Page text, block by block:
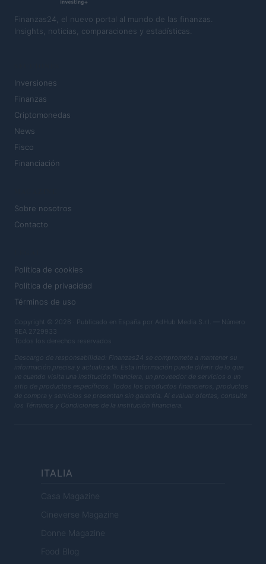
Finanzas24, el nuevo portal al mundo de las finanzas.
Insights, noticias, comparaciones y estadísticas.
Inversiones
Finanzas
Criptomonedas
News
Fisco
Financiación
Sobre nosotros
Contacto
Política de cookies
Política de privacidad
Términos de uso
Copyright © 2026 · Publicado en España por AdHub Media S.r.l. — Número
REA 2729933
Todos los derechos reservados
Descargo de responsabilidad: Finanzas24 se compromete a mantener su
información precisa y actualizada. Esta información puede diferir de lo que
ve cuando visita una institución financiera, un proveedor de servicios o un
sitio de productos específicos. Todos los productos financieros, productos
de compra y servicios se presentan sin garantía. Al evaluar ofertas, consulte
los Términos y Condiciones de la institución financiera.
ITALIA
Casa Magazine
Cineverse Magazine
Donne Magazine
Food Blog